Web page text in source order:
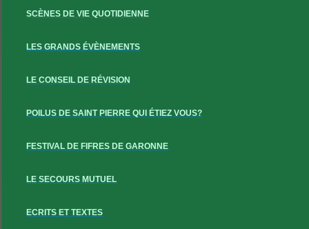
SCÈNES DE VIE QUOTIDIENNE
LES GRANDS ÉVÈNEMENTS
LE CONSEIL DE RÉVISION
POILUS DE SAINT PIERRE QUI ÉTIEZ VOUS?
FESTIVAL DE FIFRES DE GARONNE
LE SECOURS MUTUEL
ECRITS ET TEXTES